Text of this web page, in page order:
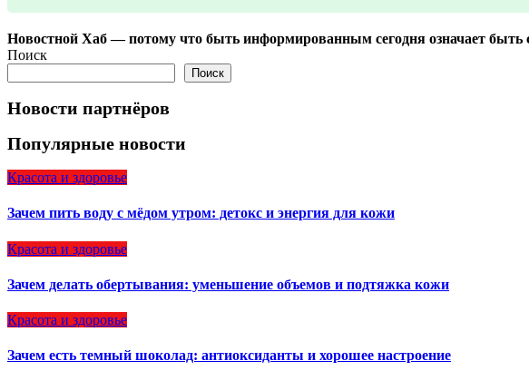
Новостной Хаб — потому что быть информированным сегодня означает быть
Поиск
Поиск
Новости партнёров
Популярные новости
Красота и здоровье
Зачем пить воду с мёдом утром: детокс и энергия для кожи
Красота и здоровье
Зачем делать обертывания: уменьшение объемов и подтяжка кожи
Красота и здоровье
Зачем есть темный шоколад: антиоксиданты и хорошее настроение